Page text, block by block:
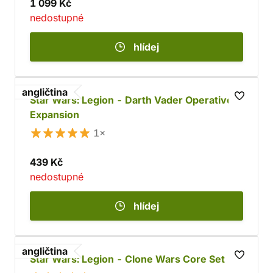
1 099 Kč
nedostupné
hlídej
angličtina
Star Wars: Legion - Darth Vader Operative
Expansion
1×
439 Kč
nedostupné
hlídej
angličtina
Star Wars: Legion - Clone Wars Core Set